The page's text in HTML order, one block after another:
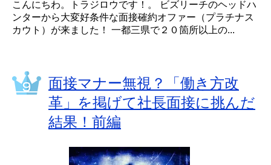
こんにちわ。トラジロウです！。 ビズリーチのヘッドハ
ンターから大変好条件な面接確約オファー（プラチナス
カウト）が来ました！ 一都三県で２０箇所以上の...
面接マナー無視？「働き方改
革」を掲げて社長面接に挑んだ
結果！前編